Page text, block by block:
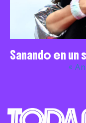
Sanando en
«